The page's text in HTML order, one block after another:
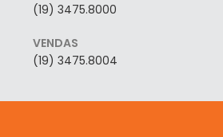
(19) 3475.8000
VENDAS
(19) 3475.8004